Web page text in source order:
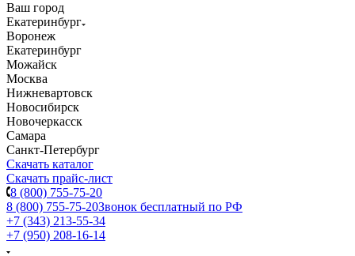
Ваш город
Екатеринбург
Воронеж
Екатеринбург
Можайск
Москва
Нижневартовск
Новосибирск
Новочеркасск
Самара
Санкт-Петербург
Скачать каталог
Скачать прайс-лист
8 (800) 755-75-20
8 (800) 755-75-20Звонок бесплатный по РФ
+7 (343) 213-55-34
+7 (950) 208-16-14